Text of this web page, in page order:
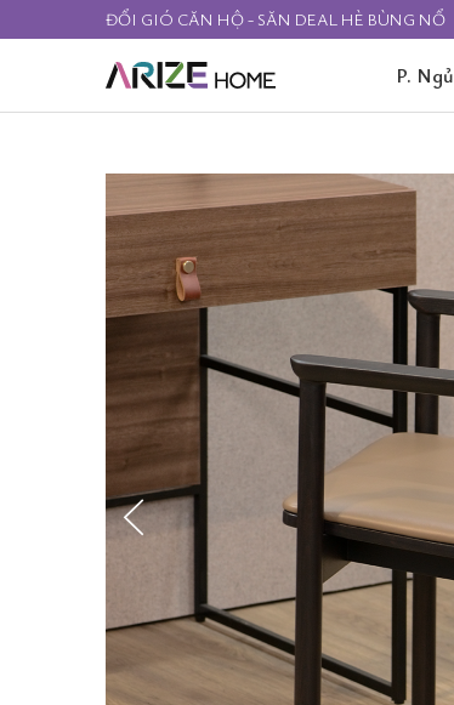
ĐỔI GIÓ CĂN HỘ - SĂN DEAL HÈ BÙNG NỔ
P. Ngủ